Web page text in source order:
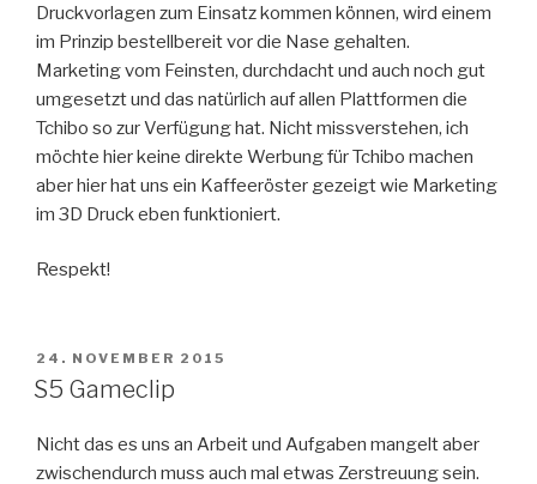
Druckvorlagen zum Einsatz kommen können, wird einem
im Prinzip bestellbereit vor die Nase gehalten.
Marketing vom Feinsten, durchdacht und auch noch gut
umgesetzt und das natürlich auf allen Plattformen die
Tchibo so zur Verfügung hat. Nicht missverstehen, ich
möchte hier keine direkte Werbung für Tchibo machen
aber hier hat uns ein Kaffeeröster gezeigt wie Marketing
im 3D Druck eben funktioniert.
Respekt!
VERÖFFENTLICHT
AM
24. NOVEMBER 2015
S5 Gameclip
Nicht das es uns an Arbeit und Aufgaben mangelt aber
zwischendurch muss auch mal etwas Zerstreuung sein.